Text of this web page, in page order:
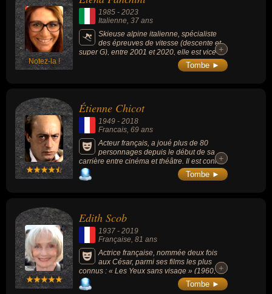
Notez-la !
1985 - 2023
Italienne , 37 ans
Skieuse alpine italienne, spécialiste
des épreuves de vitesse (descente et
super G), entre 2001 et 2020, elle est vice-
championne du monde de descente en 2005
+
+
Tombe ►
Étienne Chicot
1949 - 2018
Francais, 69 ans
Acteur français, a joué plus de 80
personnages depuis le début de sa
carrière entre cinéma et théâtre. Il est connu
pour ses rôles dans les films « Les Portes de
la gloire » (2001, avec Benoît Poelvoorde), «
Hanks) ou « Case départ » (2011, avec
Fabrice Éboué) ; mais aussi pour son rôle de
Martin Blanchar dans la série « Louis La
Brocante » en 2004, dans « Navarro » en
2003 et de nombreuses autres séries
télévisées. Il fut le conjoint de Véronique
Samson dans les années 1980.
+
+
Tombe ►
Edith Scob
1937 - 2019
Française , 81 ans
Actrice française, nommée deux fois
aux César, parmi ses films les plus
connus : « Les Yeux sans visage » (1960,
horreur), « La Voie lactée » (1969, drame), «
L'Heure d'été » (2008, drame) ou « Holy
+
+
Tombe ►